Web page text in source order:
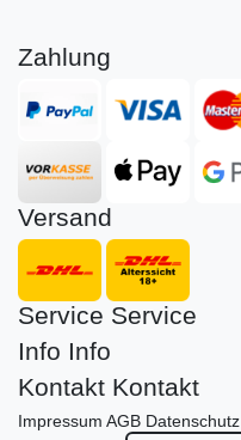
Zahlung
Versand
Service Service
Info Info
Kontakt Kontakt
Impressum AGB Datenschutz